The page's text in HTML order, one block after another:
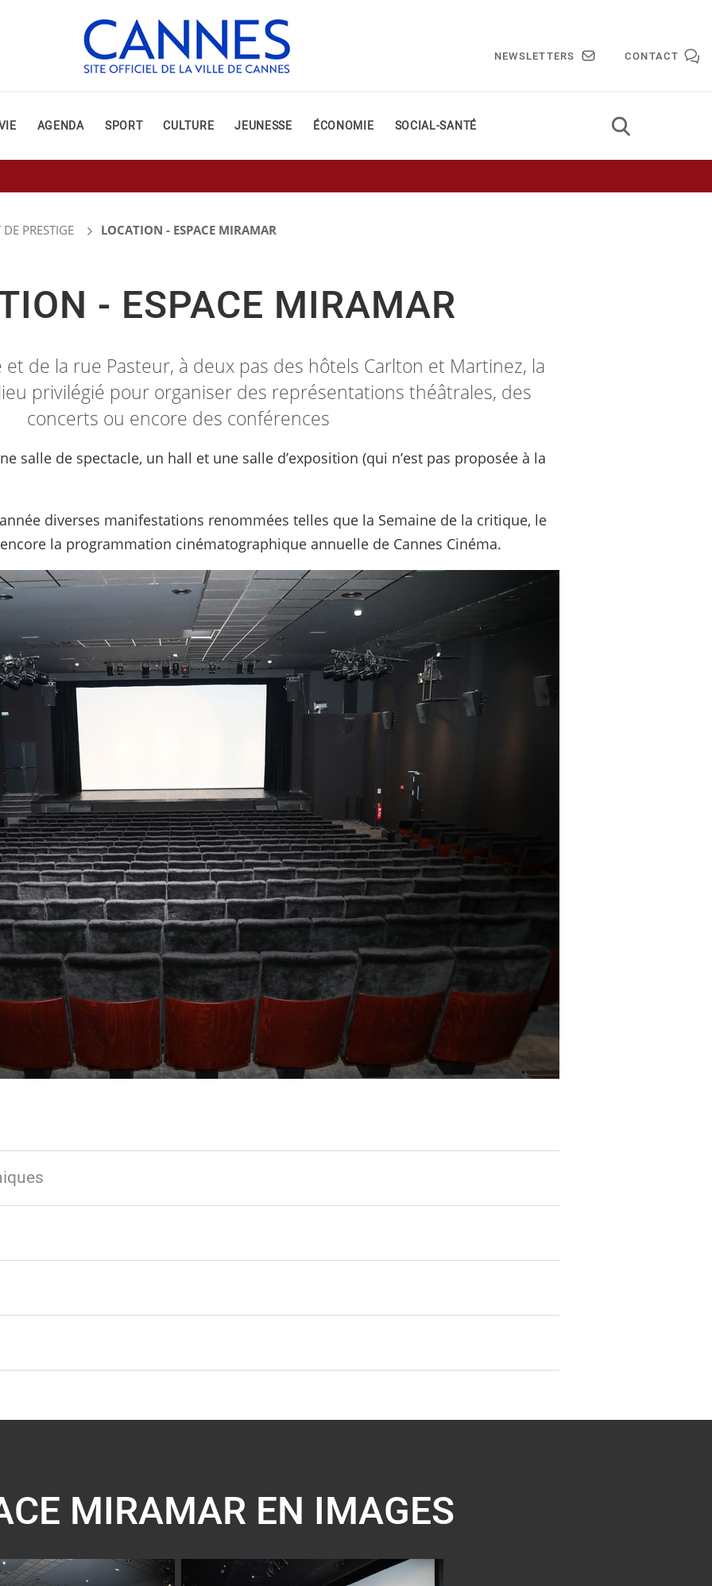
NEWSLETTERS CONTACT
AGENDA SPORT CULTURE JEUNESSE ÉCONOMIE SOCIAL-SANTÉ
PRESTIGE LOCATION - ESPACE MIRAMAR
- ESPACE MIRAMAR
et de la rue Pasteur, à deux pas des hôtels Carlton et Martinez, la
privilégié pour organiser des représentations théâtrales, des
concerts ou encore des conférences
salle de spectacle, un hall et une salle d’exposition (qui n’est pas proposée à la
diverses manifestations renommées telles que la Semaine de la critique, le
la programmation cinématographique annuelle de Cannes Cinéma.
MIRAMAR EN IMAGES